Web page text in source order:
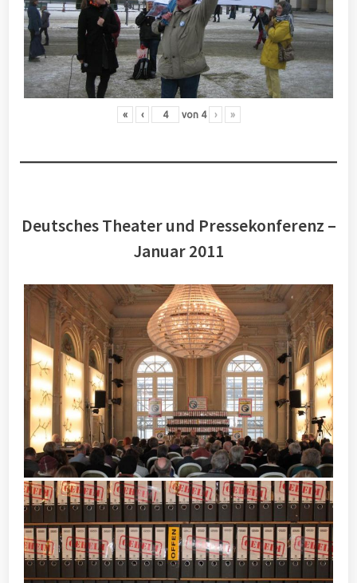
« ‹ von 4 › »
Deutsches Theater und Pressekonferenz –
Januar 2011